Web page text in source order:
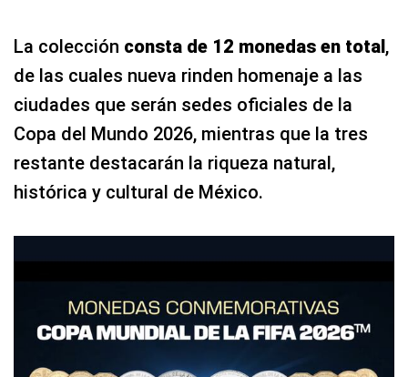
La colección consta de 12 monedas en total,
de las cuales nueva rinden homenaje a las
ciudades que serán sedes oficiales de la
Copa del Mundo 2026, mientras que la tres
restante destacarán la riqueza natural,
histórica y cultural de México.